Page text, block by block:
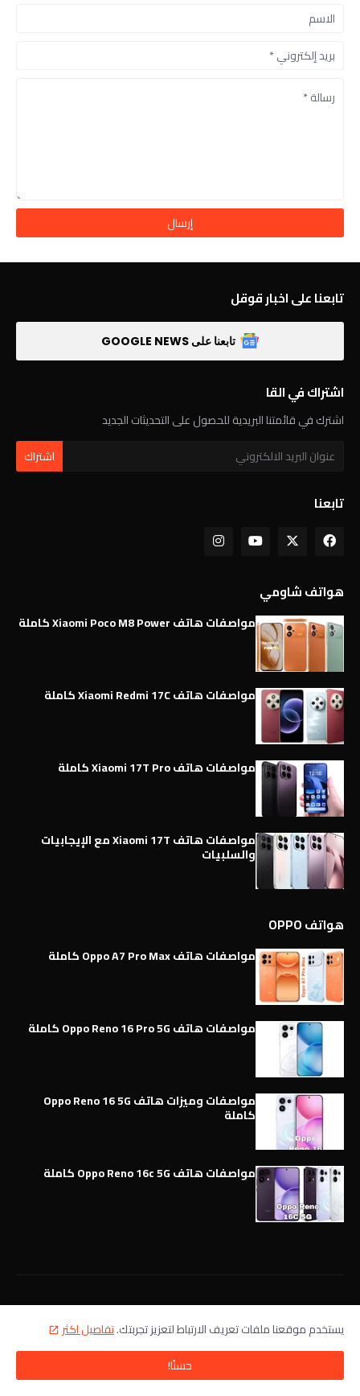
تابعنا على اخبار قوقل
تابعنا على GOOGLE NEWS
اشتراك في القا
اشترك في قائمتنا البريدية للحصول على التحديثات الجديد
تابعنا
هواتف شاومي
مواصفات هاتف Xiaomi Poco M8 Power كاملة
مواصفات هاتف Xiaomi Redmi 17C كاملة
مواصفات هاتف Xiaomi 17T Pro كاملة
مواصفات هاتف Xiaomi 17T مع الإيجابيات
والسلبيات
هواتف OPPO
مواصفات هاتف Oppo A7 Pro Max كاملة
مواصفات هاتف Oppo Reno 16 Pro 5G كاملة
مواصفات وميزات هاتف Oppo Reno 16 5G
كاملة
مواصفات هاتف Oppo Reno 16c 5G كاملة
تقدم اخبار الهواتف الذكية أول بأول،
يستخدم موقعنا ملفات تعريف الارتباط لتعزيز تجربتك.تفاصيل اكثر
حسنًا!